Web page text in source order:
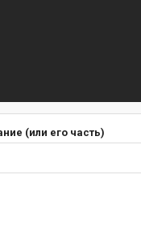
(или его часть)